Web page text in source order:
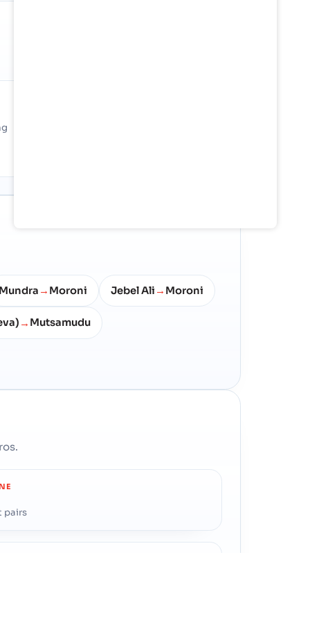
Mundra → Moroni Jebel Ali → Moroni
→ Mutsamudu
pairs